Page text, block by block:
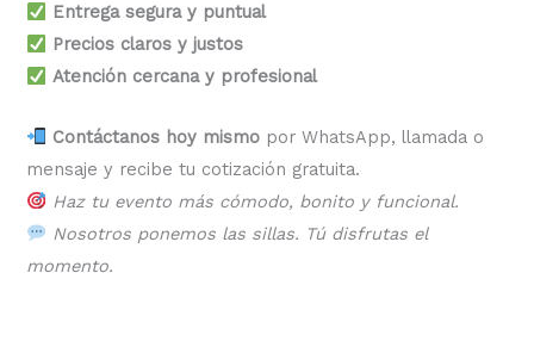
Entrega segura y puntual
Precios claros y justos
Atención cercana y profesional
Contáctanos hoy mismo por WhatsApp, llamada o
mensaje y recibe tu cotización gratuita.
Haz tu evento más cómodo, bonito y funcional.
Nosotros ponemos las sillas. Tú disfrutas el
momento.